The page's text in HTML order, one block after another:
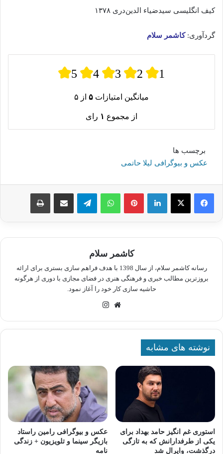
کیف انگلیسی سیدضیاء الدین‌دری ۱۳۷۸
گردآوری:کاشمر سلام
5 4 3 2 1
میانگین امتیازات ۵ از ۵
از مجموع ۱ رای
برچسب ها
عکس و بیوگرافی لیلا حاتمی
لینکدین پینترستواتس آپ تلگرام اشتراک گذاری از طریق ایمیل چاپ
کاشمر سلام
رسانه کاشمر سلام، از سال 1398 با هدف فراهم سازی بستری برای ارائه
بروزترین مطالب خبری و فرهنگی هنری در فضای مجازی با دوری از هرگونه
حاشیه سازی کار خود را آغاز نمود.
وبسایت
نوشته های مشابه
استوری غم انگیز حامد بهداد برای
یکی از طرفدارانش که به تازگی
درگذشت، وایرال شد
عکس و بیوگرافی رامین راستاد
بازیگر سینما و تلویزیون + زندگی
نامه